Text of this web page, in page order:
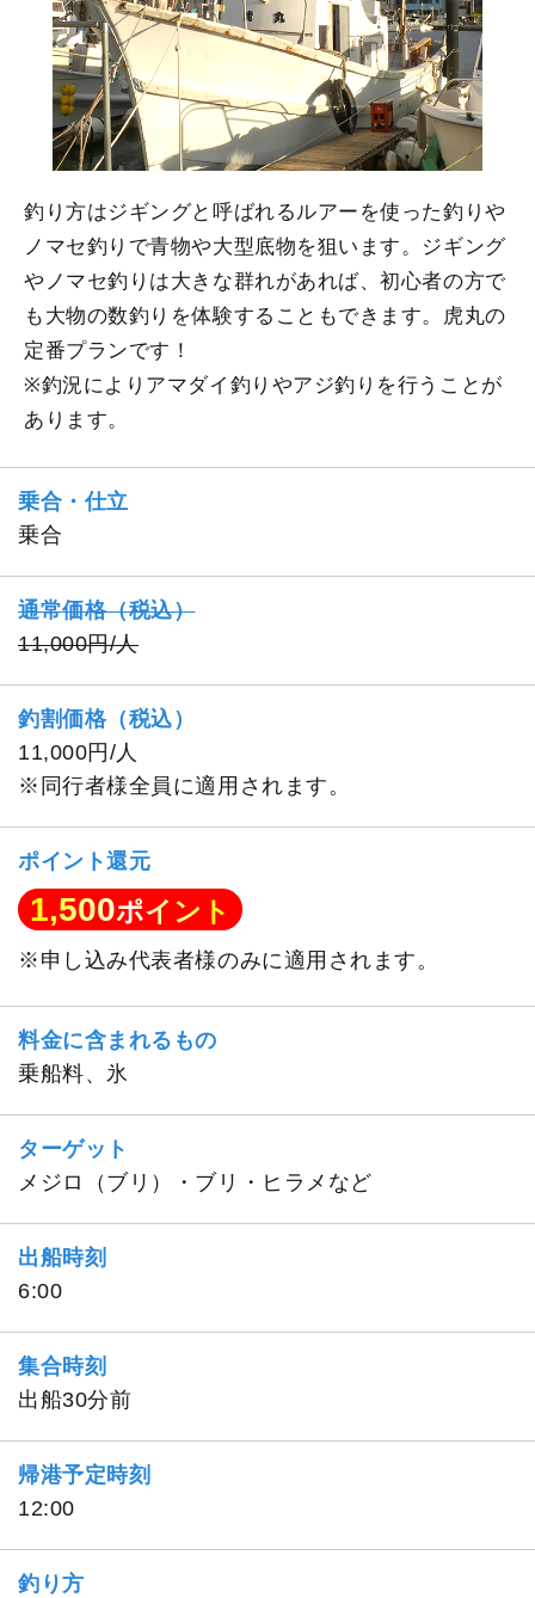
釣り方はジギングと呼ばれるルアーを使った釣りや
ノマセ釣りで青物や大型底物を狙います。ジギング
やノマセ釣りは大きな群れがあれば、初心者の方で
も大物の数釣りを体験することもできます。虎丸の
定番プランです！
※釣況によりアマダイ釣りやアジ釣りを行うことが
あります。
乗合・仕立
乗合
通常価格（税込）
11,000円/人
釣割価格（税込）
11,000円/人
※同行者様全員に適用されます。
ポイント還元
1,500ポイント
※申し込み代表者様のみに適用されます。
料金に含まれるもの
乗船料、氷
ターゲット
メジロ（ブリ）・ブリ・ヒラメなど
出船時刻
6:00
集合時刻
出船30分前
帰港予定時刻
12:00
釣り方